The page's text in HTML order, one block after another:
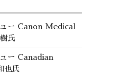
ー Canon Medical
氏
ー Canadian
也氏